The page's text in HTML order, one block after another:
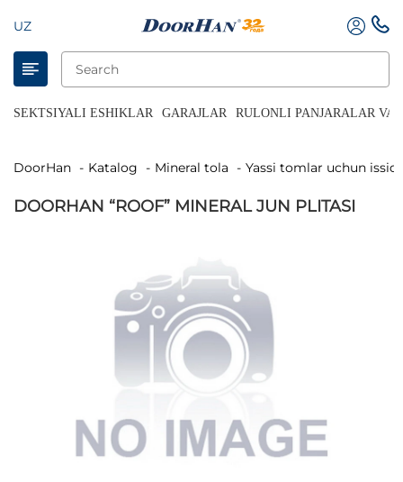
UZ
SEKTSIYALI ESHIKLAR GARAJLAR RULONLI PANJARALAR VA
DoorHan Katalog Mineral tola Yassi tomlar uchun
DOORHAN “ROOF” MINERAL JUN PLITASI